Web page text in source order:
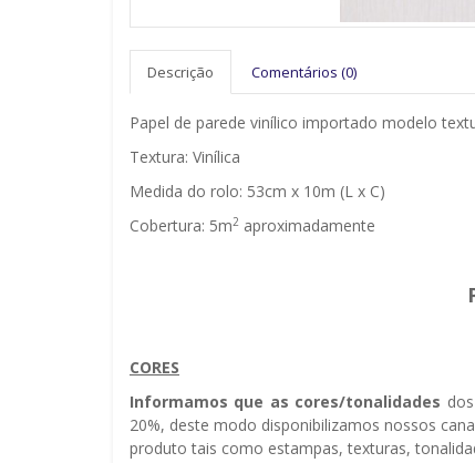
Descrição Comentários (0)
Papel de parede vinílico importado modelo
Textura: Vinílica
Medida do rolo: 53cm x 10m (L x C)
Cobertura: 5m2 aproximadamente
CORES
Informamos que as cores/tonalidades
20%, deste modo disponibilizamos nossos
produto tais como estampas, texturas,